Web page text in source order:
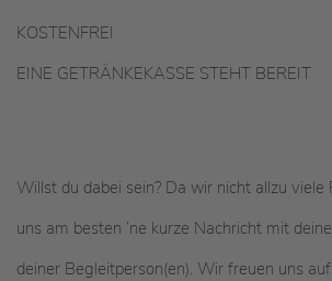
KOSTENFREI
EINE GETRÄNKEKASSE STEHT BEREIT
Willst du dabei sein? Da wir nicht allzu viele
uns am besten ’ne kurze Nachricht mit
deiner Begleitperson(en). Wir freuen uns